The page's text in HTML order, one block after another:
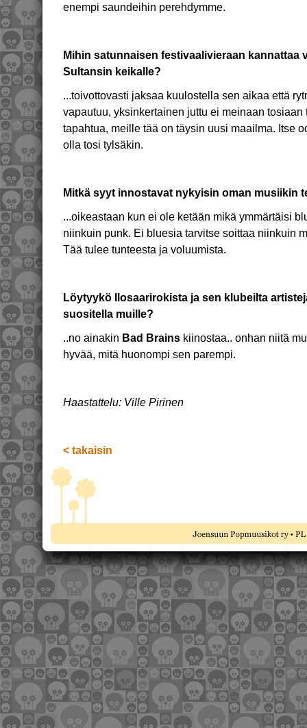
enempi saundeihin perehdymme.
Mihin satunnaisen festivaalivieraan kannattaa
Sultansin keikalle?
...toivottovasti jaksaa kuulostella sen aikaa että
vapautuu, yksinkertainen juttu ei meinaan
tapahtua, meille tää on täysin uusi maailma. Itse
olla tosi tylsäkin.
Mitkä syyt innostavat nykyisin oman musiikin
...oikeastaan kun ei ole ketään mikä ymmärtäisi
niinkuin punk. Ei bluesia tarvitse soittaa niinkuin
Tää tulee tunteesta ja voluumista.
Löytyykö Ilosaarirokista ja sen klubeilta
suositella muille?
..no ainakin Bad Brains kiinostaa.. onhan niitä
hyvää, mitä huonompi sen parempi.
Haastattelu: Ville Pirinen
< takaisin